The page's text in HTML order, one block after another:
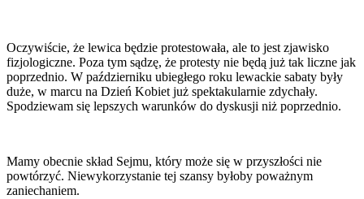
Oczywiście, że lewica będzie protestowała, ale to jest zjawisko
fizjologiczne. Poza tym sądzę, że protesty nie będą już tak liczne jak
poprzednio. W październiku ubiegłego roku lewackie sabaty były
duże, w marcu na Dzień Kobiet już spektakularnie zdychały.
Spodziewam się lepszych warunków do dyskusji niż poprzednio.
Mamy obecnie skład Sejmu, który może się w przyszłości nie
powtórzyć. Niewykorzystanie tej szansy byłoby poważnym
zaniechaniem.